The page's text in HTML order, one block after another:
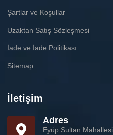
Şartlar ve Koşullar
Uzaktan Satış Sözleşmesi
İade ve İade Politikası
Sitemap
İletişim
Adres
Eyüp Sultan Mahallesi